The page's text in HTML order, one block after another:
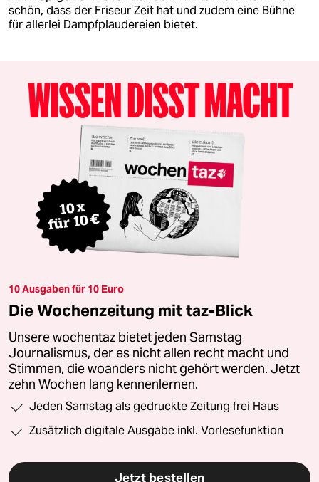
schön, dass der Friseur Zeit hat und zudem eine Bühne
für allerlei Dampfplaudereien bietet.
10 Ausgaben für 10 Euro
Die Wochenzeitung mit taz-Blick
Unsere wochentaz bietet jeden Samstag
Journalismus, der es nicht allen recht macht und
Stimmen, die woanders nicht gehört werden. Jetzt
zehn Wochen lang kennenlernen.
Jeden Samstag als gedruckte Zeitung frei Haus
Zusätzlich digitale Ausgabe inkl. Vorlesefunktion
Jetzt bestellen